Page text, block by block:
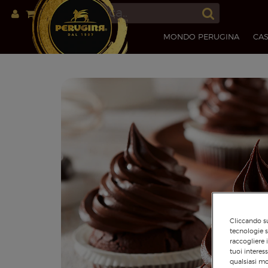
MONDO PERUGINA
Cliccando
tecnologie
raccogliere
tuoi
qualsiasi